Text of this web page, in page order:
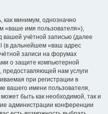
как минимум, однозначно
«ваше имя пользователя»),
вашей учётной записью (далее
(в дальнейшем «ваш адрес
записи на форумах
о защите компьютерной
нам услуги
при регистрации в
вашего имени пользователя,
быть как необходимой, так и
администрации конференции